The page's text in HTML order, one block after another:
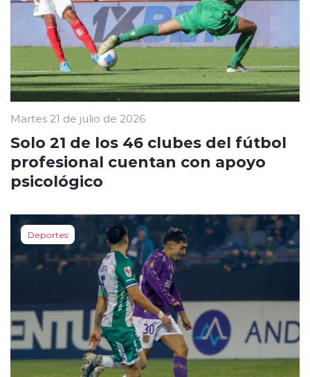
Martes 21 de julio de 2026
Solo 21 de los 46 clubes del fútbol
profesional cuentan con apoyo
psicológico
Deportes